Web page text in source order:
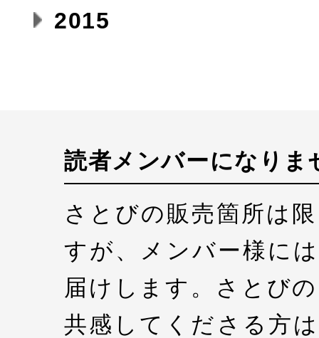
2015
読者メンバーになりま
さとびの販売箇所は
すが、メンバー様に
届けします。さとび
共感してくださる方